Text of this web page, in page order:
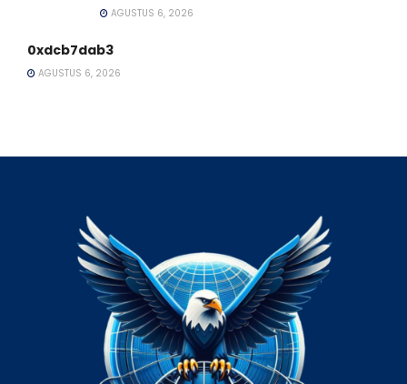
AGUSTUS 6, 2026
0xdcb7dab3
AGUSTUS 6, 2026